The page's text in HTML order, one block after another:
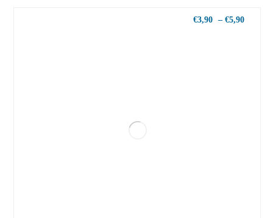
€3,90 – €5,90